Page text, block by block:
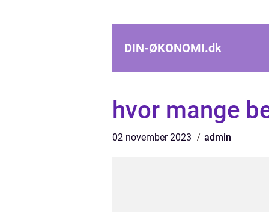
DIN-ØKONOMI.dk
hvor mange
02 november 2023 admin